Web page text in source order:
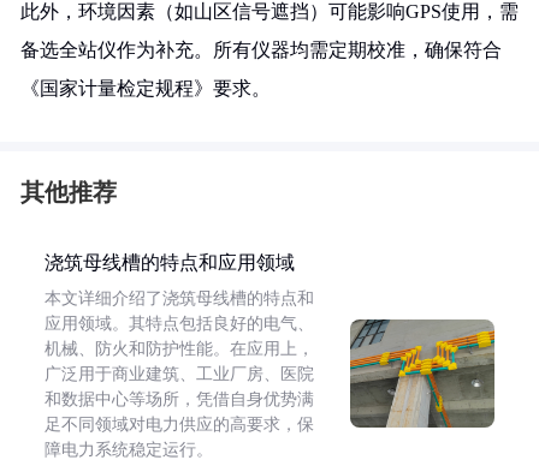
此外，环境因素（如山区信号遮挡）可能影响GPS使用，需
备选全站仪作为补充。所有仪器均需定期校准，确保符合
《国家计量检定规程》要求。
其他推荐
浇筑母线槽的特点和应用领域
本文详细介绍了浇筑母线槽的特点和
应用领域。其特点包括良好的电气、
机械、防火和防护性能。在应用上，
广泛用于商业建筑、工业厂房、医院
和数据中心等场所，凭借自身优势满
足不同领域对电力供应的高要求，保
障电力系统稳定运行。